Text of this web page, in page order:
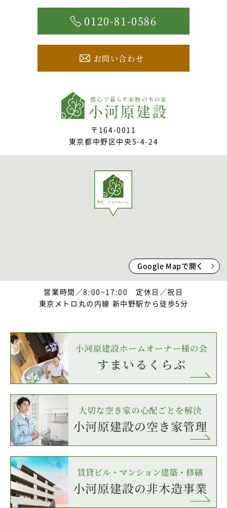
0120-81-0586
お問い合わせ
〒164-0011
東京都中野区中央5-4-24
Google Mapで開く
営業時間／8:00~17:00 定休日／祝日
東京メトロ丸の内線 新中野駅から徒歩5分